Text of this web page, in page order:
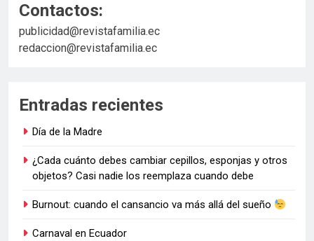
Contactos:
publicidad@revistafamilia.ec
redaccion@revistafamilia.ec
Entradas recientes
Día de la Madre
¿Cada cuánto debes cambiar cepillos, esponjas y otros
objetos? Casi nadie los reemplaza cuando debe
Burnout: cuando el cansancio va más allá del sueño
Carnaval en Ecuador